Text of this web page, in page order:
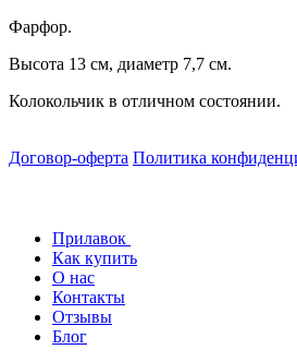
Фарфор.
Высота 13 см, диаметр 7,7 см.
Колокольчик в отличном состоянии.
Договор-оферта Политика
Прилавок
Как купить
О нас
Контакты
Отзывы
Блог